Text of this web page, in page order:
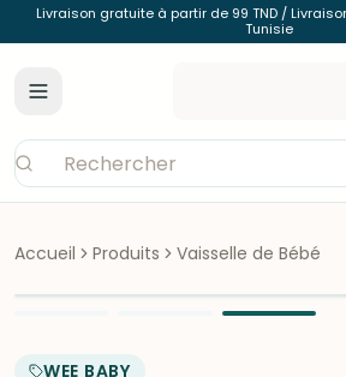
Livraison gratuite à partir de 99 TND /
Tunisie
Accueil Produits Vaisselle de Bébé
WEE BABY